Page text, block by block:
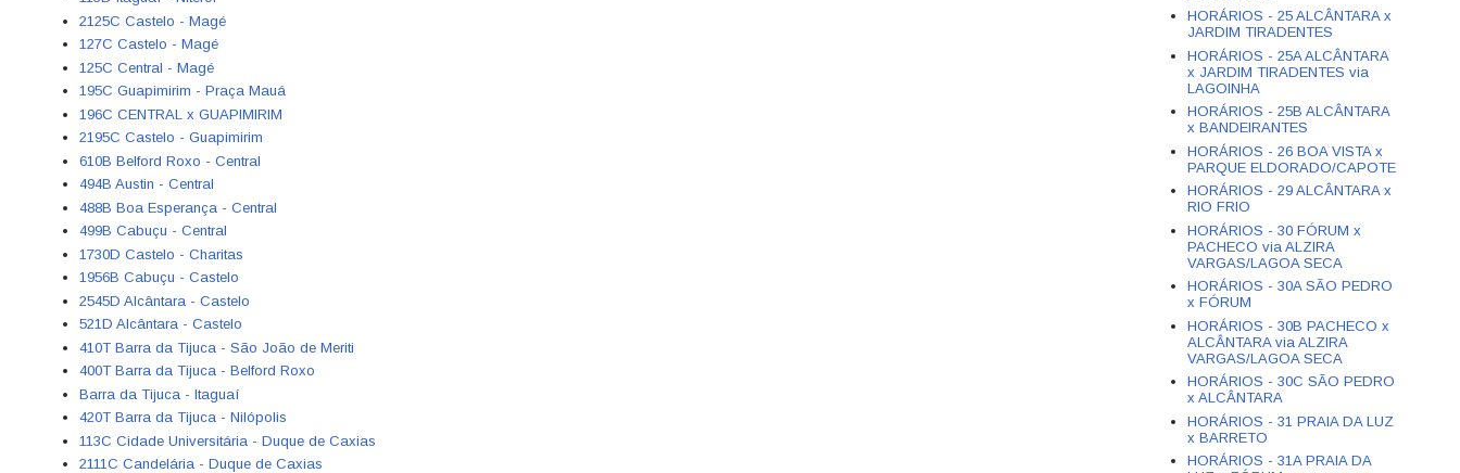
2125C Castelo - Magé
127C Castelo - Magé
125C Central - Magé
195C Guapimirim - Praça Mauá
196C CENTRAL x GUAPIMIRIM
2195C Castelo - Guapimirim
610B Belford Roxo - Central
494B Austin - Central
488B Boa Esperança - Central
499B Cabuçu - Central
1730D Castelo - Charitas
1956B Cabuçu - Castelo
2545D Alcântara - Castelo
521D Alcântara - Castelo
410T Barra da Tijuca - São João de Meriti
400T Barra da Tijuca - Belford Roxo
Barra da Tijuca - Itaguaí
420T Barra da Tijuca - Nilópolis
113C Cidade Universitária - Duque de Caxias
2111C Candelária - Duque de Caxias
HORÁRIOS - 25 ALCÂNTARA x
JARDIM TIRADENTES
HORÁRIOS - 25A ALCÂNTARA
x JARDIM TIRADENTES via
LAGOINHA
HORÁRIOS - 25B ALCÂNTARA
x BANDEIRANTES
HORÁRIOS - 26 BOA VISTA x
PARQUE ELDORADO/CAPOTE
HORÁRIOS - 29 ALCÂNTARA x
RIO FRIO
HORÁRIOS - 30 FÓRUM x
PACHECO via ALZIRA
VARGAS/LAGOA SECA
HORÁRIOS - 30A SÃO PEDRO
x FÓRUM
HORÁRIOS - 30B PACHECO x
ALCÂNTARA via ALZIRA
VARGAS/LAGOA SECA
HORÁRIOS - 30C SÃO PEDRO
x ALCÂNTARA
HORÁRIOS - 31 PRAIA DA LUZ
x BARRETO
HORÁRIOS - 31A PRAIA DA